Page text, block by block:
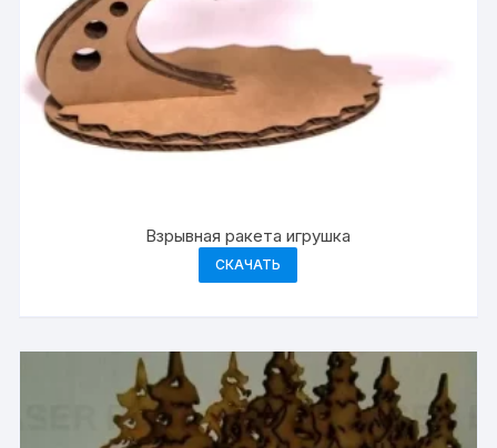
Взрывная ракета игрушка
СКАЧАТЬ